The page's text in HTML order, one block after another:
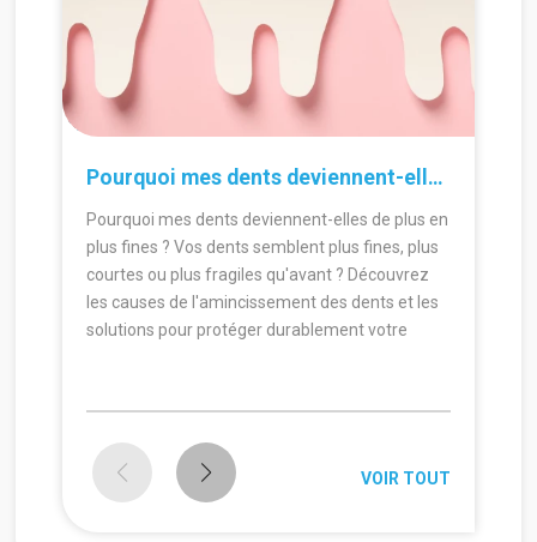
30.06.2026
Pourquoi mes dents deviennent-elles de plus en plus fines ?
Pourquoi mes dents deviennent-elles de plus en
plus fines ? Vos dents semblent plus fines, plus
courtes ou plus fragiles qu'avant ? Découvrez
les causes de l'amincissement des dents et les
solutions pour protéger durablement votre
VOIR TOUT